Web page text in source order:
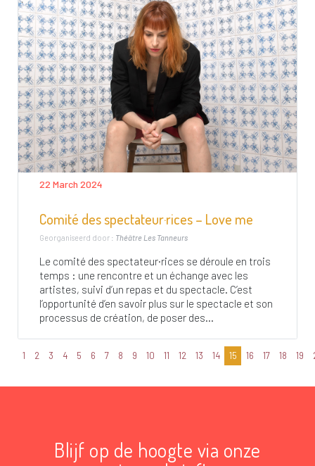
22 March 2024
Comité des spectateur·rices – Love me
Georganiseerd door : Théâtre Les Tanneurs
Le comité des spectateur·rices se déroule en trois
temps : une rencontre et un échange avec les
artistes, suivi d’un repas et du spectacle. C’est
l’opportunité d’en savoir plus sur le spectacle et son
processus de création, de poser des...
1 2 3 4 5 6 7 8 9 10 11 12 13 14 15 16 17 18 19
Blijf op de hoogte via onze